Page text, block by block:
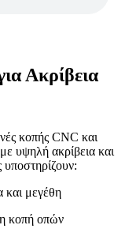
Ακρίβεια
κοπής CNC και
υψηλή ακρίβεια και
υποστηρίζουν:
μεγέθη
κοπή οπών